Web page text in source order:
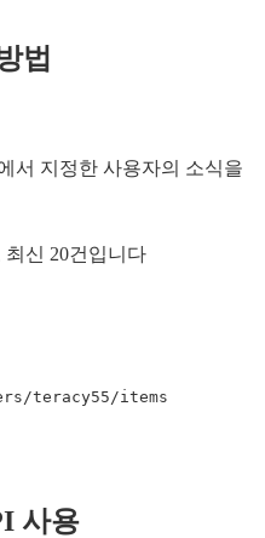
법
서 지정한 사용자의 소식을
신 20건입니다
사용